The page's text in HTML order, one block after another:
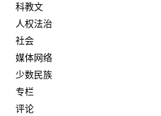
科教文
人权法治
社会
媒体网络
少数民族
专栏
评论